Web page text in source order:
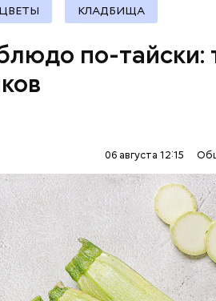
ЦВЕТЫ КЛАДБИЩА
по-тайски:
06 августа 12:15